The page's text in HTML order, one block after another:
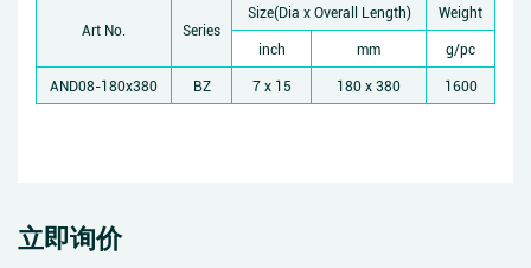
Art No. Series
Size(Dia x Overall Length)
Weight
inch
mm
g/pc
AND08-180x380
BZ 7 x 15 180 x 380 1600
立即询价